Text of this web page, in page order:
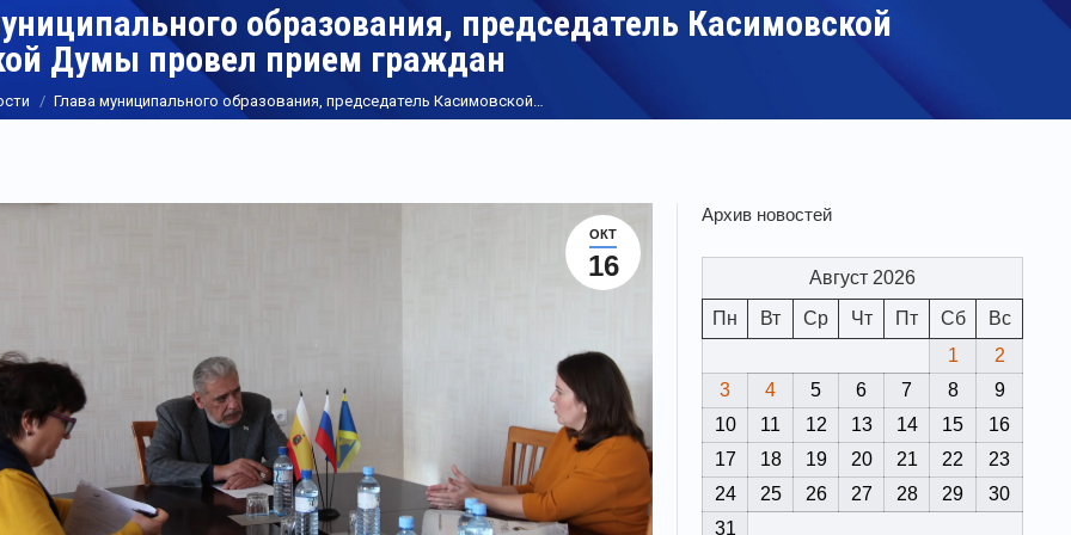
образования, председатель Касимовской
Думы провел прием граждан
Глава муниципального образования, председатель Касимовской…
ОКТ
16
Архив новостей
Август 2026
Пн
Вт Ср Чт Пт Сб
Вс
1
2
3
4 5 6 7 8
9
10
11 12 13 14 15
16
17
18 19 20 21 22
23
24
25 26 27 28 29
30
31